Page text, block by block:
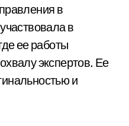
в
в
ее работы
экспертов. Ее
и